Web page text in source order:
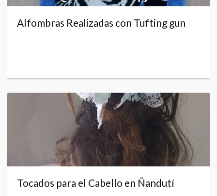
Alfombras Realizadas con Tufting gun
Tocados para el Cabello en Ñandutí